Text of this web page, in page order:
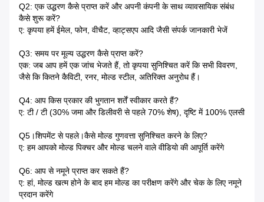
Q2: एक उद्धरण कैसे प्राप्त करें और अपनी कंपनी के साथ व्यावसायिक संबंध
कैसे शुरू करें?
ए: कृपया हमें ईमेल, फोन, वीचैट, व्हाट्सएप आदि जैसी संपर्क जानकारी भेजें
Q3: समय पर मूल्य उद्धरण कैसे प्राप्त करें?
एक: जब आप हमें एक जांच भेजते हैं, तो कृपया सुनिश्चित करें कि सभी विवरण,
जैसे कि कितने कैविटी, रनर, मोल्ड स्टील, अतिरिक्त अनुरोध हैं।
Q4: आप किस प्रकार की भुगतान शर्तें स्वीकार करते हैं?
ए: टी / टी (30% जमा और डिलीवरी से पहले 70% शेष), दृष्टि में 100% एलसी
Q5।शिपमेंट से पहले।कैसे मोल्ड गुणवत्ता सुनिश्चित करने के लिए?
ए: हम आपको मोल्ड पिक्चर और मोल्ड चलने वाले वीडियो की आपूर्ति करेंगे
Q6: आप से नमूने प्राप्त कर सकते हैं?
ए: हां, मोल्ड खत्म होने के बाद हम मोल्ड का परीक्षण करेंगे और चेक के लिए नमूने
प्रदान करेंगे